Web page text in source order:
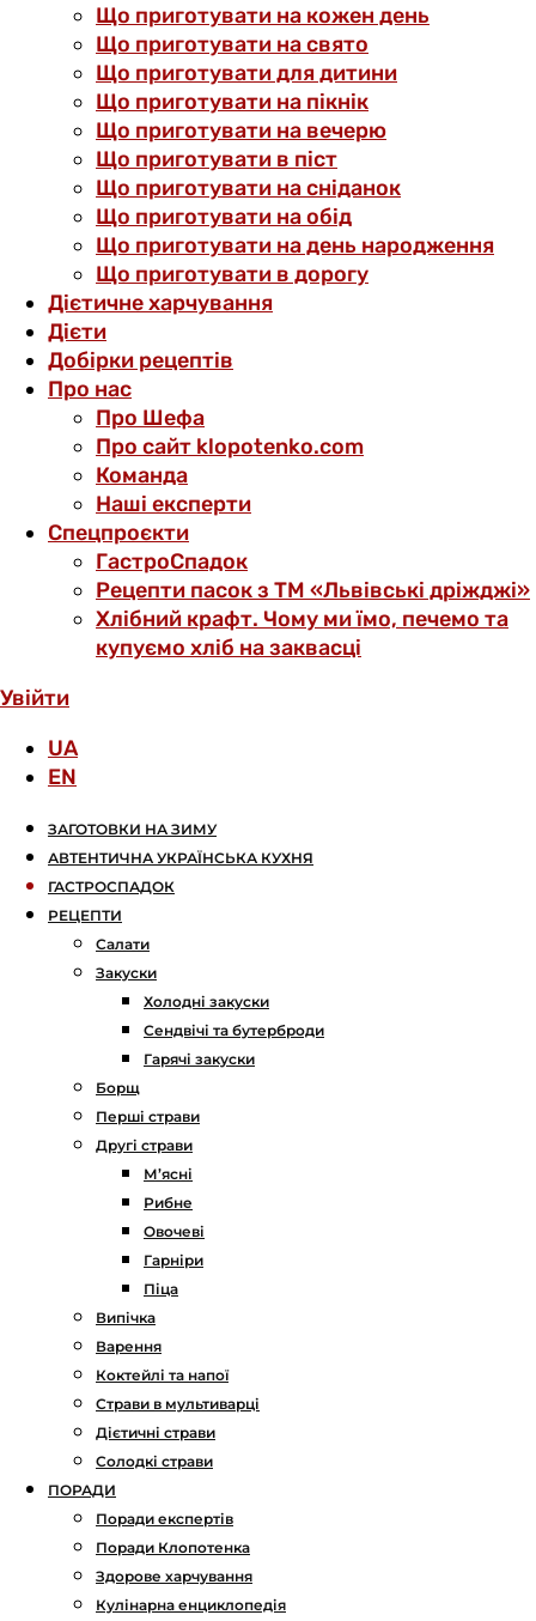
Що приготувати на кожен день
Що приготувати на свято
Що приготувати для дитини
Що приготувати на пікнік
Що приготувати на вечерю
Що приготувати в піст
Що приготувати на сніданок
Що приготувати на обід
Що приготувати на день народження
Що приготувати в дорогу
Дієтичне харчування
Дієти
Добірки рецептів
Про нас
Про Шефа
Про сайт klopotenko.com
Команда
Наші експерти
Спецпроєкти
ГастроСпадок
Рецепти пасок з ТМ «Львівські дріжджі»
Хлібний крафт. Чому ми їмо, печемо та
купуємо хліб на заквасці
Увійти
UA
EN
ЗАГОТОВКИ НА ЗИМУ
АВТЕНТИЧНА УКРАЇНСЬКА КУХНЯ
ГАСТРОСПАДОК
РЕЦЕПТИ
Салати
Закуски
Холодні закуски
Сендвічі та бутерброди
Гарячі закуски
Борщ
Перші страви
Другі страви
М’ясні
Рибне
Овочеві
Гарніри
Піца
Випічка
Варення
Коктейлі та напої
Страви в мультиварці
Дієтичні страви
Солодкі страви
ПОРАДИ
Поради експертів
Поради Клопотенка
Здорове харчування
Кулінарна енциклопедія